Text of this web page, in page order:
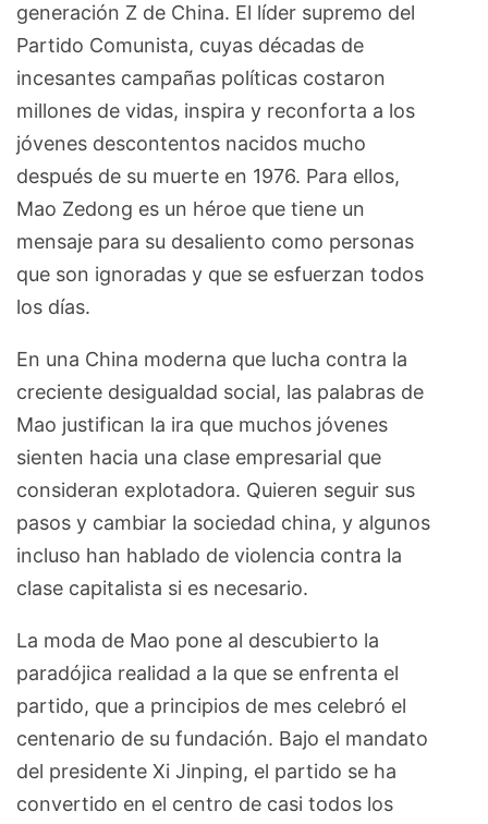
generación Z de China. El líder supremo del
Partido Comunista, cuyas décadas de
incesantes campañas políticas costaron
millones de vidas, inspira y reconforta a los
jóvenes descontentos nacidos mucho
después de su muerte en 1976. Para ellos,
Mao Zedong es un héroe que tiene un
mensaje para su desaliento como personas
que son ignoradas y que se esfuerzan todos
los días.
En una China moderna que lucha contra la
creciente desigualdad social, las palabras de
Mao justifican la ira que muchos jóvenes
sienten hacia una clase empresarial que
consideran explotadora. Quieren seguir sus
pasos y cambiar la sociedad china, y algunos
incluso han hablado de violencia contra la
clase capitalista si es necesario.
La moda de Mao pone al descubierto la
paradójica realidad a la que se enfrenta el
partido, que a principios de mes celebró el
centenario de su fundación. Bajo el mandato
del presidente Xi Jinping, el partido se ha
convertido en el centro de casi todos los